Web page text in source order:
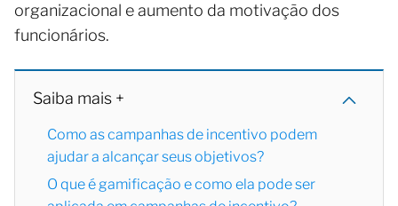
organizacional e aumento da motivação dos
funcionários.
Saiba mais +
Como as campanhas de incentivo podem
ajudar a alcançar seus objetivos?
O que é gamificação e como ela pode ser